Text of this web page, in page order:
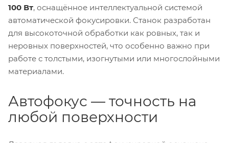
100 Вт, оснащённое интеллектуальной системой
автоматической фокусировки. Станок разработан
для высокоточной обработки как ровных, так и
неровных поверхностей, что особенно важно при
работе с толстыми, изогнутыми или многослойными
материалами.
Автофокус — точность на
любой поверхности